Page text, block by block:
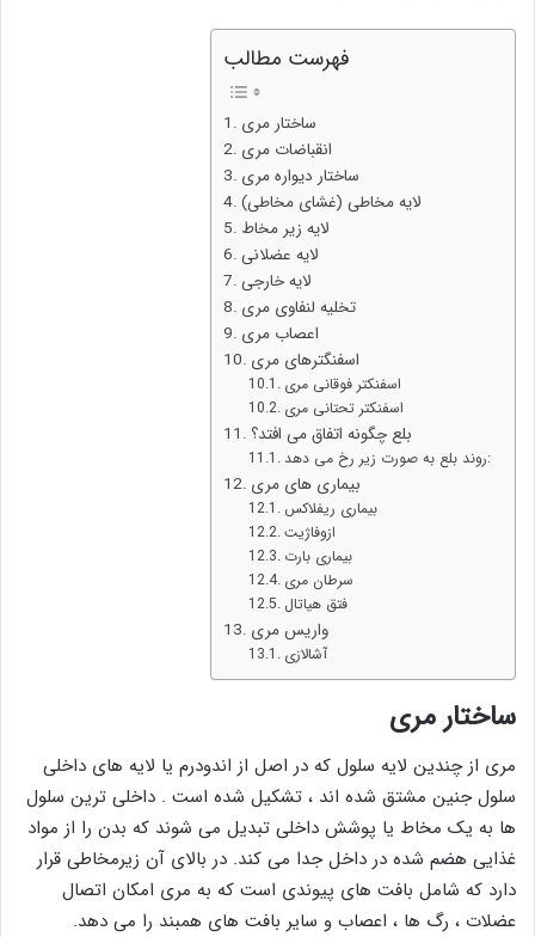
فهرست مطالب
ساختار مری
انقباضات مری
ساختار دیواره مری
لایه مخاطی (غشای مخاطی)
لایه زیر مخاط
لایه عضلانی
لایه خارجی
تخلیه لنفاوی مری
اعصاب مری
اسفنگترهای مری
اسفنکتر فوقانی مری
اسفنکتر تحتانی مری
بلع چگونه اتفاق می افتد؟
روند بلع به صورت زیر رخ می دهد:
بیماری های مری
بیماری ریفلاکس
ازوفاژیت
بیماری بارت
سرطان مری
فتق هیاتال
واریس مری
آشالازی
ساختار مری
مری از چندین لایه سلول که در اصل از اندودرم یا لایه های داخلی
سلول جنین مشتق شده اند ، تشکیل شده است . داخلی ترین سلول
ها به یک مخاط یا پوشش داخلی تبدیل می شوند که بدن را از مواد
غذایی هضم شده در داخل جدا می کند. در بالای آن زیرمخاطی قرار
دارد که شامل بافت های پیوندی است که به مری امکان اتصال
عضلات ، رگ ها ، اعصاب و سایر بافت های همبند را می دهد.